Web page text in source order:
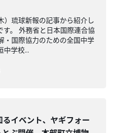
）琉球新報の記事から紹介し
す。 外務省と日本国際連合協
・国際協力のための全国中学
中学校...
るイベント、ヤギフォー